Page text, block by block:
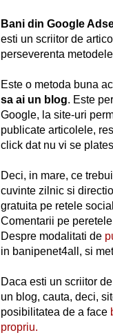
Bani din Google
esti un scriitor de
perseverenta
Este o metoda buna
sa ai un blog. Este
Google, la site-uri
publicate articolele,
click dat nu vi se
Deci, in mare, ce
cuvinte zilnic si
gratuita pe retele
Comentarii pe
Despre modalitati de
in banipenet4all, si
Daca esti un scriitor
un blog, cauta, deci,
posibilitatea de a face
propriu.